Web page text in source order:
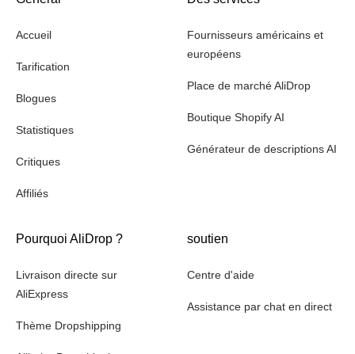
Accueil
Tarification
Blogues
Statistiques
Critiques
Affiliés
Fournisseurs américains et
européens
Place de marché AliDrop
Boutique Shopify AI
Générateur de descriptions AI
Pourquoi AliDrop ?
Livraison directe sur
AliExpress
Thème Dropshipping
soutien
Centre d'aide
Assistance par chat en direct